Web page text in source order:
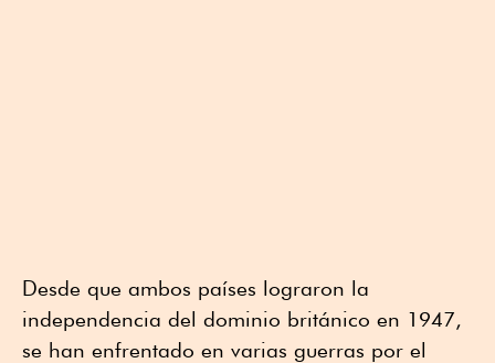
Desde que ambos países lograron la
independencia del dominio británico en 1947,
se han enfrentado en varias guerras por el